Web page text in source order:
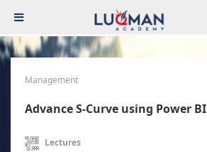
Management
Advance S-Curve using Power BI
Lectures